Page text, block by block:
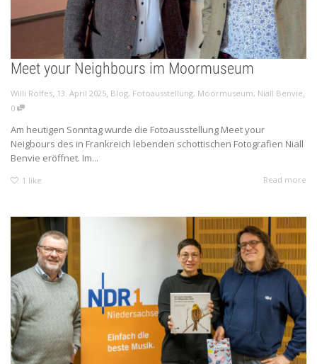
Meet your Neighbours im Moormuseum
Willi Rolfes, 13. April 2025, Blog, Fotoausstellung, Moormuseum, Niall Benvie,
0
Am heutigen Sonntag wurde die Fotoausstellung Meet your
Neigbours des in Frankreich lebenden schottischen Fotografien Niall
Benvie eröffnet. Im...
1 like Read more